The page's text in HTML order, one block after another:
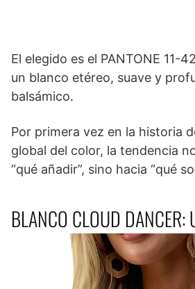
El elegido es el PANTONE 11-
un blanco etéreo, suave y
balsámico.
Por primera vez en la historia
global del color, la tendencia
“qué añadir”, sino hacia “qué
BLANCO CLOUD DANCER: